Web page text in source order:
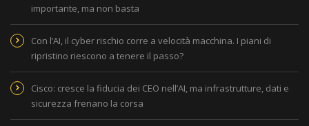
importante, ma non basta
Con l’AI, il cyber rischio corre a velocità macchina. I piani di
ripristino riescono a tenere il passo?
Cisco: cresce la fiducia dei CEO nell’AI, ma infrastrutture, dati e
sicurezza frenano la corsa